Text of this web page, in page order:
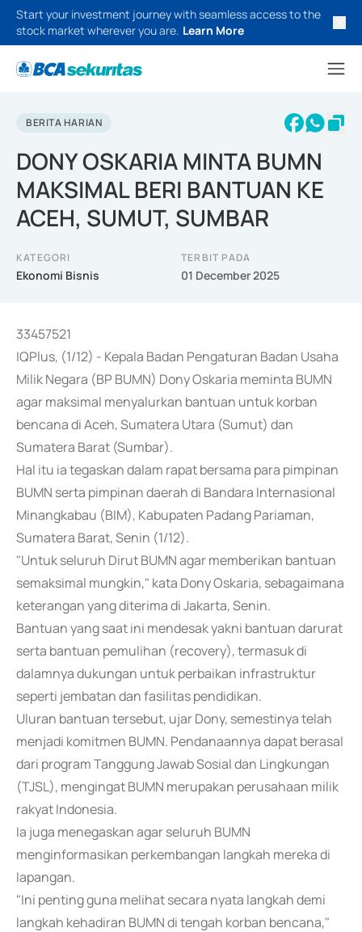
Start your investment journey with seamless access to the
stock market wherever you are. Learn More
BERITA HARIAN
DONY OSKARIA MINTA BUMN
MAKSIMAL BERI BANTUAN KE
ACEH, SUMUT, SUMBAR
KATEGORI
Ekonomi Bisnis
TERBIT PADA
01 December 2025
33457521
IQPlus, (1/12) - Kepala Badan Pengaturan Badan Usaha
Milik Negara (BP BUMN) Dony Oskaria meminta BUMN
agar maksimal menyalurkan bantuan untuk korban
bencana di Aceh, Sumatera Utara (Sumut) dan
Sumatera Barat (Sumbar).
Hal itu ia tegaskan dalam rapat bersama para pimpinan
BUMN serta pimpinan daerah di Bandara Internasional
Minangkabau (BIM), Kabupaten Padang Pariaman,
Sumatera Barat, Senin (1/12).
"Untuk seluruh Dirut BUMN agar memberikan bantuan
semaksimal mungkin," kata Dony Oskaria, sebagaimana
keterangan yang diterima di Jakarta, Senin.
Bantuan yang saat ini mendesak yakni bantuan darurat
serta bantuan pemulihan (recovery), termasuk di
dalamnya dukungan untuk perbaikan infrastruktur
seperti jembatan dan fasilitas pendidikan.
Uluran bantuan tersebut, ujar Dony, semestinya telah
menjadi komitmen BUMN. Pendanaannya dapat berasal
dari program Tanggung Jawab Sosial dan Lingkungan
(TJSL), mengingat BUMN merupakan perusahaan milik
rakyat Indonesia.
Ia juga menegaskan agar seluruh BUMN
menginformasikan perkembangan langkah mereka di
lapangan.
"Ini penting guna melihat secara nyata langkah demi
langkah kehadiran BUMN di tengah korban bencana,"